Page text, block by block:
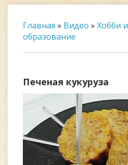
Главная » Видео » Хобби и
образование
Печеная кукуруза